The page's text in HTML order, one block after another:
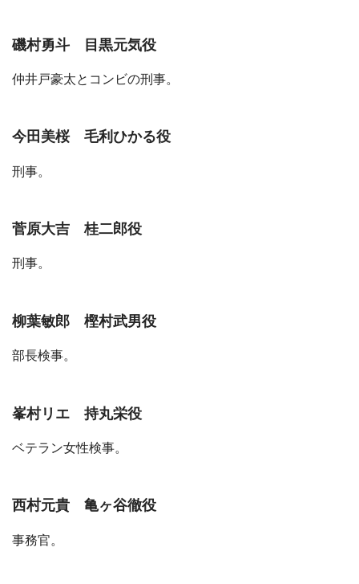
磯村勇斗 目黒元気役
仲井戸豪太とコンビの刑事。
今田美桜 毛利ひかる役
刑事。
菅原大吉 桂二郎役
刑事。
柳葉敏郎 樫村武男役
部長検事。
峯村リエ 持丸栄役
ベテラン女性検事。
西村元貴 亀ヶ谷徹役
事務官。